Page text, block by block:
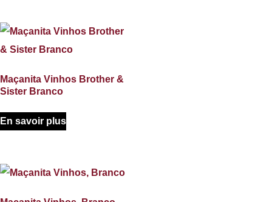
Maçanita Vinhos Brother &
Sister Branco
En savoir plus